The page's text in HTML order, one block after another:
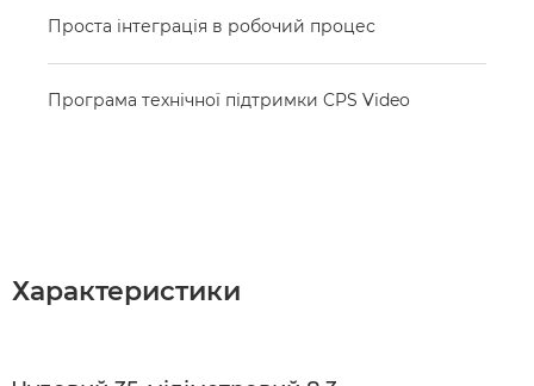
Проста інтеграція в робочий процес
Програма технічної підтримки CPS Video
Характеристики